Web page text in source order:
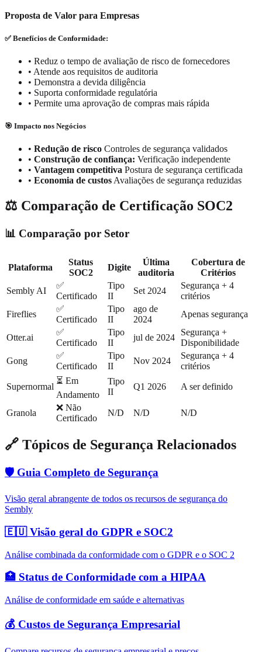
Proposta de Valor para Empresas
✅ Benefícios de Conformidade:
• Reduz o tempo de avaliação de risco de fornecedores
• Atende aos requisitos de auditoria
• Demonstra a devida diligência
• Suporta conformidade regulatória
• Permite uma aprovação de compras mais rápida
🎯 Impacto nos Negócios
• Redução de risco Controles de segurança validados
• Construção de confiança: Verificação independente
• Vantagem competitiva Postura de segurança certificada
• Economia de custos Avaliações de segurança reduzidas
⚖️ Comparação de Certificação SOC2
📊 Comparação por Setor
Plataforma
Status
SOC2
Digite
Última
auditoria
Cobertura de
Critérios
Sembly AI
✅
Certificado
Tipo
II
Set 2024
Segurança + 4
critérios
Fireflies
✅
Certificado
Tipo
II
ago de
2024
Apenas segurança
Otter.ai
✅
Certificado
Tipo
II
jul de 2024
Segurança +
Disponibilidade
Gong
✅
Certificado
Tipo
II
Nov 2024
Segurança + 4
critérios
Supernormal
⏳ Em
Andamento
Tipo
II
Q1 2026 A ser definido
Granola
❌ Não
Certificado
N/D N/D N/D
🔗 Tópicos de Segurança Relacionados
🛡️ Guia Completo de Segurança
Visão geral abrangente de todos os recursos de segurança do
Sembly
🇪🇺 Visão geral do GDPR e SOC2
Análise combinada da conformidade com o GDPR e o SOC 2
🏥 Status de Conformidade com a HIPAA
Análise de conformidade em saúde e alternativas
💰 Custos de Segurança Empresarial